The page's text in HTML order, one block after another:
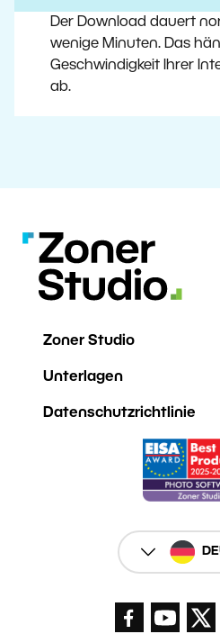
Der Download dauert
wenige Minuten. Das
Geschwindigkeit Ihrer
ab.
Zoner Studio
Unterlagen
Datenschutzrichtlinie